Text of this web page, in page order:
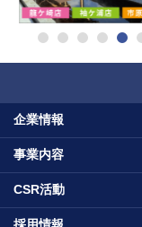
企業情報
事業内容
CSR活動
採用情報